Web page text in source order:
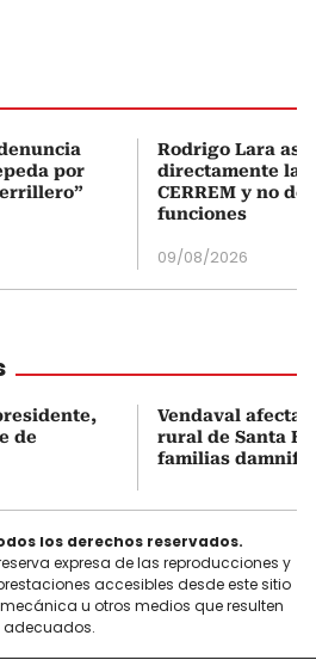
por
Rodrigo Lara
directamente la
CERREM y no
funciones
09/08/2026
de
Vendaval afecta
rural de Santa
familias
los derechos reservados.
expresa de las reproducciones y
accesibles desde este sitio
u otros medios que resulten
adecuados.